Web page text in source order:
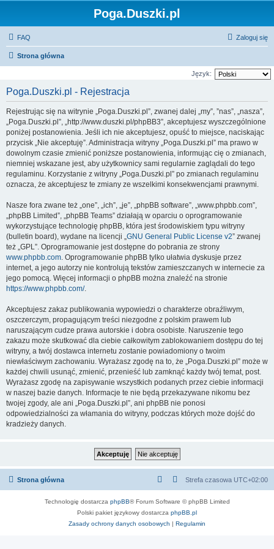
Poga.Duszki.pl
FAQ Zaloguj się
Strona główna
Język:
Poga.Duszki.pl - Rejestracja
Rejestrując się na witrynie „Poga.Duszki.pl”, zwanej dalej „my”, ”nas”, „nasza”,
„Poga.Duszki.pl”, „http://www.duszki.pl/phpBB3”, akceptujesz wyszczególnione
poniżej postanowienia. Jeśli ich nie akceptujesz, opuść to miejsce, naciskając
przycisk „Nie akceptuję”. Administracja witryny „Poga.Duszki.pl” ma prawo w
dowolnym czasie zmienić poniższe postanowienia, informując cię o zmianach,
niemniej wskazane jest, aby użytkownicy sami regularnie zaglądali do tego
regulaminu. Korzystanie z witryny „Poga.Duszki.pl” po zmianach regulaminu
oznacza, że akceptujesz te zmiany ze wszelkimi konsekwencjami prawnymi.
Nasze fora zwane też „one”, „ich”, „je”, „phpBB software”, „www.phpbb.com”,
„phpBB Limited”, „phpBB Teams” działają w oparciu o oprogramowanie
wykorzystujące technologię phpBB, która jest środowiskiem typu witryny
(bulletin board), wydane na licencji „GNU General Public License v2” zwanej
też „GPL”. Oprogramowanie jest dostępne do pobrania ze strony
www.phpbb.com. Oprogramowanie phpBB tylko ułatwia dyskusje przez
internet, a jego autorzy nie kontrolują tekstów zamieszczanych w internecie za
jego pomocą. Więcej informacji o phpBB można znaleźć na stronie
https://www.phpbb.com/.
Akceptujesz zakaz publikowania wypowiedzi o charakterze obraźliwym,
oszczerczym, propagującym treści niezgodne z polskim prawem lub
naruszającym cudze prawa autorskie i dobra osobiste. Naruszenie tego
zakazu może skutkować dla ciebie całkowitym zablokowaniem dostępu do tej
witryny, a twój dostawca internetu zostanie powiadomiony o twoim
niewłaściwym zachowaniu. Wyrażasz zgodę na to, że „Poga.Duszki.pl” może w
każdej chwili usunąć, zmienić, przenieść lub zamknąć każdy twój temat, post.
Wyrażasz zgodę na zapisywanie wszystkich podanych przez ciebie informacji
w naszej bazie danych. Informacje te nie będą przekazywane nikomu bez
twojej zgody, ale ani „Poga.Duszki.pl”, ani phpBB nie ponosi
odpowiedzialności za włamania do witryny, podczas których może dojść do
kradzieży danych.
Strona główna Strefa czasowa UTC+02:00
Technologię dostarcza phpBB® Forum Software © phpBB Limited
Polski pakiet językowy dostarcza phpBB.pl
Zasady ochrony danych osobowych | Regulamin